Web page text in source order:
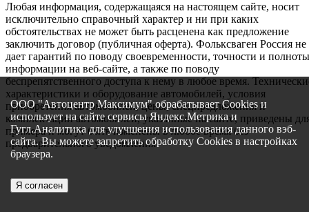
ООО "Автоцентр Максимум" обрабатывает Cookies и
использует на сайте сервисы Яндекс.Метрика и
Гугл.Аналитика для улучшения использования данного вэб-
сайта. Вы можете запретить обработку Cookies в настройках
браузера.
Я согласен
Любая информация, содержащаяся на настоящем сайте, носит
исключительно справочный характер и ни при каких
обстоятельствах не может быть расценена как предложение
заключить договор (публичная оферта). Фольксваген Россия не
дает гарантий по поводу своевременности, точности и полноты
информации на веб-сайте, а также по поводу
беспрепятственного доступа к нему в любое время.
характеристики и оборудование автомобилей, условия
приобретения автомобилей, цены, спецпредложения и
комплектации автомобилей, указанные на сайте, приведены
примера и могут быть изменены в любое время без
предварительного уведомления.